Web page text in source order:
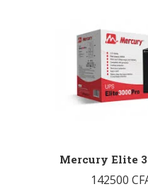
Mercury Elite
142500